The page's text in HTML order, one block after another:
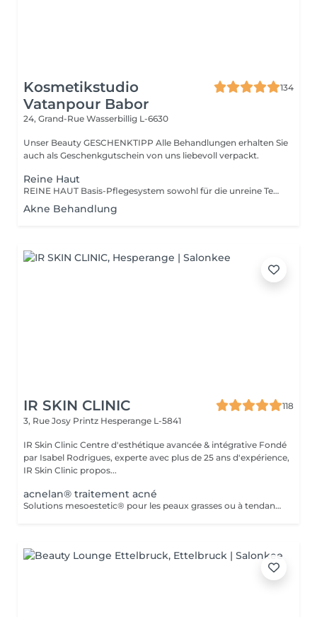
Kosmetikstudio
Vatanpour Babor
134
24, Grand-Rue Wasserbillig L-6630
Unser Beauty GESCHENKTIPP Alle Behandlungen erhalten Sie
auch als Geschenkgutschein von uns liebevoll verpackt.
Reine Haut
REINE HAUT Basis-Pflegesystem sowohl für die unreine Teenager-Haut als auch für die unreine, anspruchsvolle Haut ab 30. Spezialwirkstoffe reduzieren Hautunreinheiten und verbessern das Hautbild sichtbar. Je nach Hautbild lässt sich zusätzlich eine straffende Anti-Falten-Wirkung erzielen.
Akne Behandlung
IR SKIN CLINIC
118
3, Rue Josy Printz Hesperange L-5841
IR Skin Clinic Centre d'esthétique avancée & intégrative Fondé
par Isabel Rodrigues, experte avec plus de 25 ans d'expérience,
IR Skin Clinic propos...
acnelan® traitement acné
Solutions mesoestetic® pour les peaux grasses ou à tendance acnéique. Résultats dermatologiquement prouvés.Méthode professionnelle esthétique pour le traitement des peaux à tendance acnéique et séborrhéique. Nettoie en profondeur la peau des impuretés acnéiques, facilitant ainsi l'activité optimale de l'unité pilosébacée.